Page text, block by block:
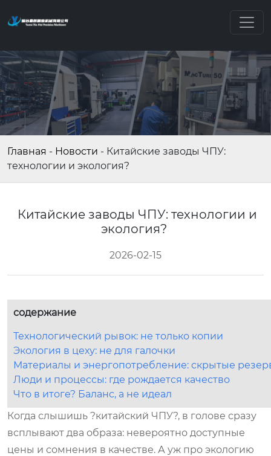
Главная - Новости - Китайские заводы ЧПУ:
технологии и экология?
Китайские заводы ЧПУ: технологии и
экология?
2026-02-15
содержание
Технологический рывок: не только копии
Экология в цеху: не для галочки
Материалы и энергопотребление: скрытые
Люди и процессы: где рождается качество
Что в итоге? Баланс, а не идеал
Когда слышишь ?китайский ЧПУ?, в голове сразу
всплывают два образа: невероятно доступные
цены и сомнения в качестве. А уж про экологию